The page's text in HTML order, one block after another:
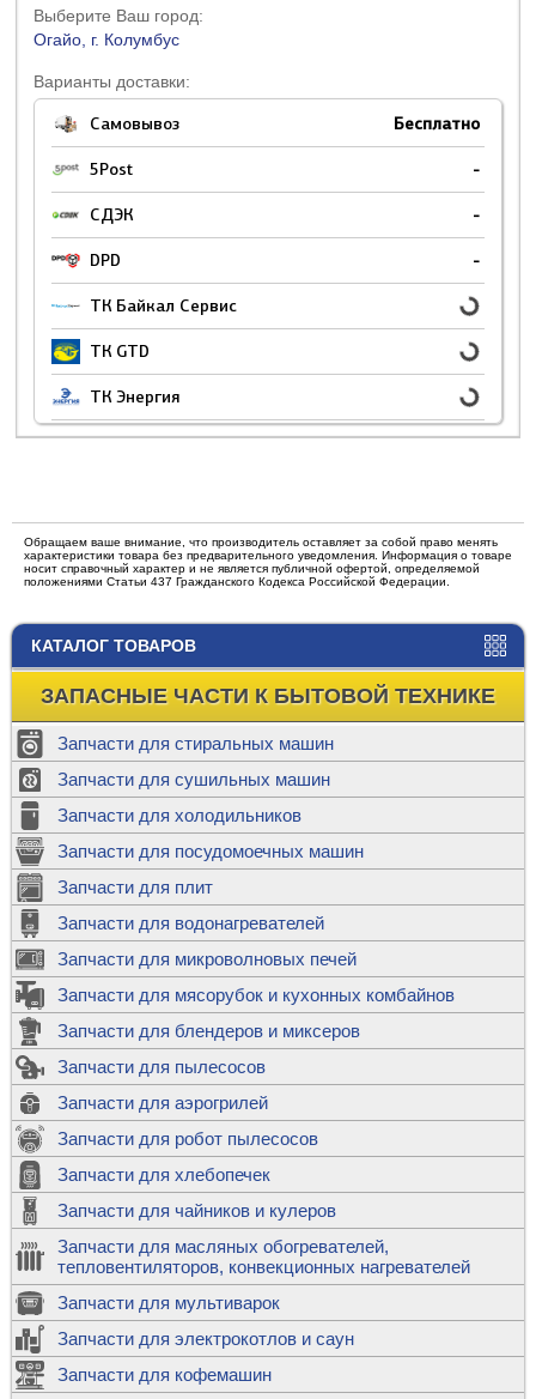
КАТАЛОГ ТОВАРОВ
ЗАПАСНЫЕ ЧАСТИ К БЫТОВОЙ ТЕХНИКЕ
Запчасти для стиральных машин
Запчасти для сушильных машин
Запчасти для холодильников
Запчасти для посудомоечных машин
Запчасти для плит
Запчасти для водонагревателей
Запчасти для микроволновых печей
Запчасти для мясорубок и кухонных комбайнов
Запчасти для блендеров и миксеров
Запчасти для пылесосов
Запчасти для аэрогрилей
Запчасти для робот пылесосов
Запчасти для хлебопечек
Запчасти для чайников и кулеров
Запчасти для масляных обогревателей,
тепловентиляторов, конвекционных нагревателей
Запчасти для мультиварок
Запчасти для электрокотлов и саун
Запчасти для кофемашин
Выберите Ваш город:
Огайо, г. Колумбус
Варианты доставки:
Самовывоз Бесплатно
5Post -
СДЭК -
DPD -
ТК Байкал Сервис
ТК GTD
ТК Энергия
Обращаем ваше внимание, что производитель оставляет за собой право менять
характеристики товара без предварительного уведомления. Информация о товаре
носит справочный характер и не является публичной офертой, определяемой
положениями Статьи 437 Гражданского Кодекса Российской Федерации.